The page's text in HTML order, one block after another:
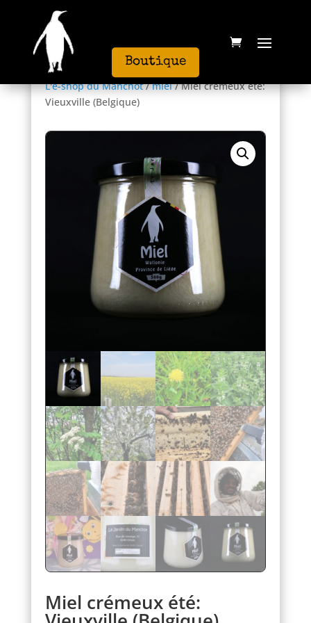
Boutique
L'e-shop du Manchot/miel/ Miel crémeux été:
Vieuxville (Belgique)
Miel crémeux été: